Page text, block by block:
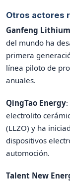
Otros actores
Ganfeng Lithium
del mundo ha
primera
línea piloto de
anuales.
QingTao Energy
electrolito
(LLZO) y ha
dispositivos
automoción.
Talent New